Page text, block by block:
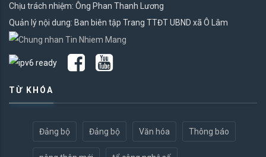
Chịu trách nhiệm: Ông Phan Thanh Lương
Quản lý nội dung: Ban biên tập Trang TTĐT UBND xã Ô Lâm
TỪ KHÓA
Đảng bộ Đảng bộ Văn hóa Thông báo